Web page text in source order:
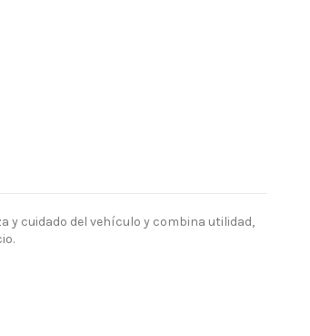
cuidado del vehículo y combina utilidad,